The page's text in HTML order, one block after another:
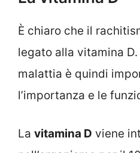
È chiaro che il
legato alla vitamina
malattia è quindi
l’importanza e le
La vitamina D viene